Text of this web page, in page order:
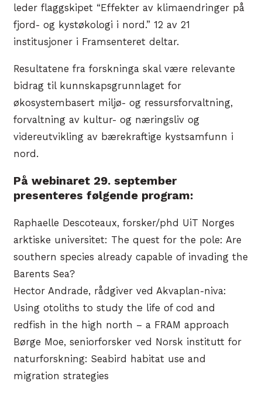
leder flaggskipet “Effekter av klimaendringer på
fjord- og kystøkologi i nord.” 12 av 21
institusjoner i Framsenteret deltar.
Resultatene fra forskninga skal være relevante
bidrag til kunnskapsgrunnlaget for
økosystembasert miljø- og ressursforvaltning,
forvaltning av kultur- og næringsliv og
videreutvikling av bærekraftige kystsamfunn i
nord.
På webinaret 29. september
presenteres følgende program:
Raphaelle Descoteaux, forsker/phd UiT Norges
arktiske universitet: The quest for the pole: Are
southern species already capable of invading the
Barents Sea?
Hector Andrade, rådgiver ved Akvaplan-niva:
Using otoliths to study the life of cod and
redfish in the high north – a FRAM approach
Børge Moe, seniorforsker ved Norsk institutt for
naturforskning: Seabird habitat use and
migration strategies